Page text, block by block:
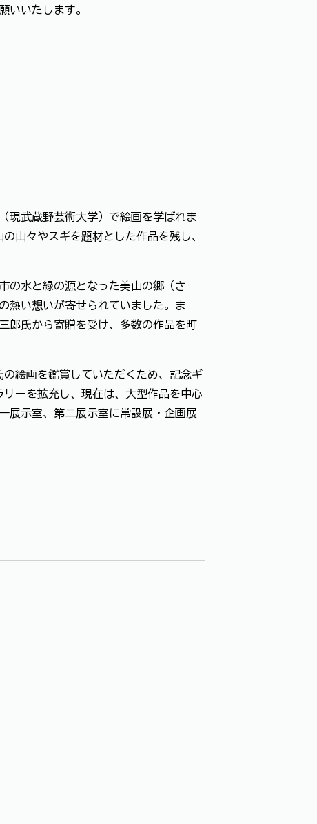
いいたします。
現武蔵野芸術大学）で絵画を学ばれま
山々やスギを題材とした作品を残し、
の水と緑の源となった美山の郷（さ
熱い想いが寄せられていました。ま
郎氏から寄贈を受け、多数の作品を町
絵画を鑑賞していただくため、記念ギ
ーを拡充し、現在は、大型作品を中心
展示室、第二展示室に常設展・企画展